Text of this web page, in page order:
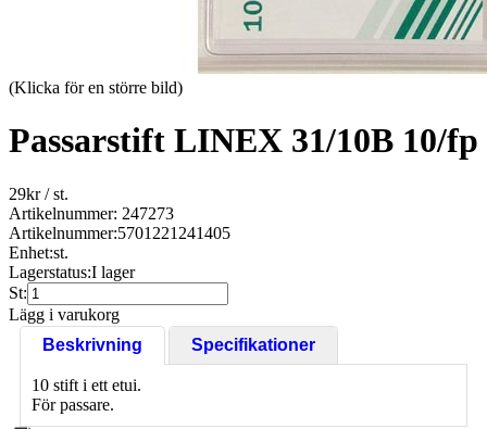
(Klicka för en större bild)
Passarstift LINEX 31/10B 10/fp
29kr/ st.
Artikelnummer: 247273
Artikelnummer:5701221241405
Enhet:st.
Lagerstatus:I lager
St:
Lägg i varukorg
Beskrivning
Specifikationer
10 stift i ett etui.
För passare.